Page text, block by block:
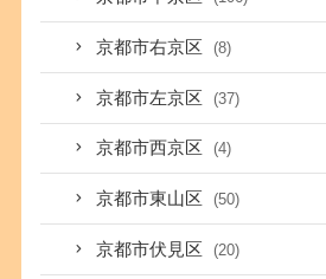
京都市右京区 (8)
京都市左京区 (37)
京都市西京区 (4)
京都市東山区 (50)
京都市伏見区 (20)